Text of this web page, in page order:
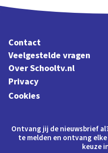
Contact
Veelgestelde vragen
Over Schooltv.nl
Privacy
Cookies
Ontvang jij de nieuwsbrief
te melden en ontvang
keuze